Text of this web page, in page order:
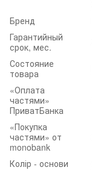
Бренд
Гарантийный
срок, мес.
Состояние
товара
«Оплата
частями»
ПриватБанка
«Покупка
частями» от
monobank
Колір - основи